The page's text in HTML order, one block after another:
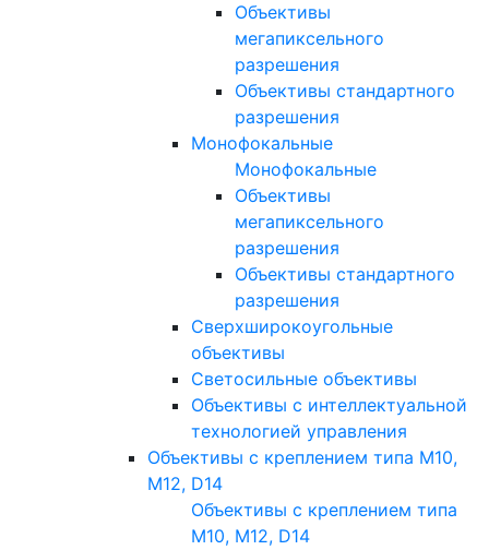
Объективы
мегапиксельного
разрешения
Объективы стандартного
разрешения
Монофокальные
Монофокальные
Объективы
мегапиксельного
разрешения
Объективы стандартного
разрешения
Сверхширокоугольные
объективы
Светосильные объективы
Объективы с интеллектуальной
технологией управления
Объективы с креплением типа M10,
M12, D14
Объективы с креплением типа
M10, M12, D14